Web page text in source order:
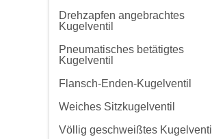
Drehzapfen angebrachtes
Kugelventil
Pneumatisches betätigtes
Kugelventil
Flansch-Enden-Kugelventil
Weiches Sitzkugelventil
Völlig geschweißtes Kugelventil